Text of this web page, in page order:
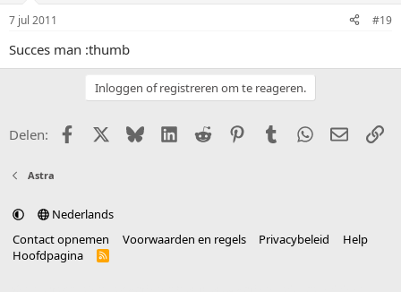
7 jul 2011 #19
Succes man :thumb
Inloggen of registreren om te reageren.
Delen: FacebookX (Twitter)
BlueskyLinkedIn
Reddit PinterestTumblr WhatsApp
E-mail
Astra
Nederlands
Contact opnemen
Voorwaarden en regels Privacybeleid
Help
Hoofdpagina
R